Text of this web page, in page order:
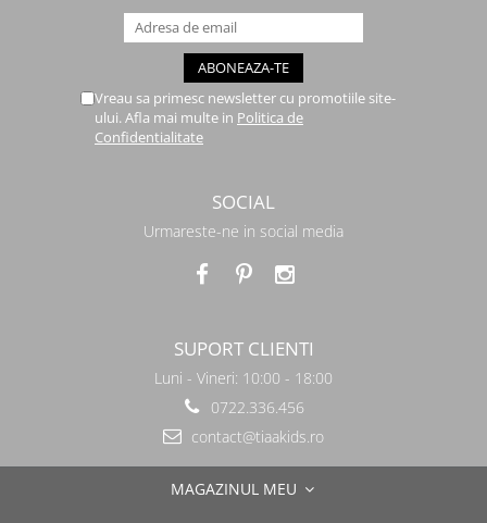
Vreau sa primesc newsletter cu promotiile site-
ului. Afla mai multe in Politica de
Confidentialitate
SOCIAL
Urmareste-ne in social media
SUPORT CLIENTI
Luni - Vineri: 10:00 - 18:00
0722.336.456
contact@tiaakids.ro
MAGAZINUL MEU